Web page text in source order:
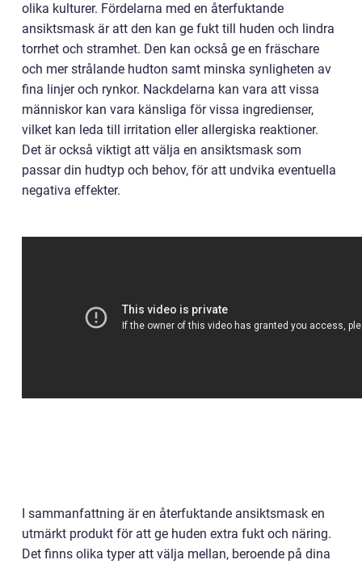
olika kulturer. Fördelarna med en återfuktande
ansiktsmask är att den kan ge fukt till huden och lindra
torrhet och stramhet. Den kan också ge en fräschare
och mer strålande hudton samt minska synligheten av
fina linjer och rynkor. Nackdelarna kan vara att vissa
människor kan vara känsliga för vissa ingredienser,
vilket kan leda till irritation eller allergiska reaktioner.
Det är också viktigt att välja en ansiktsmask som
passar din hudtyp och behov, för att undvika eventuella
negativa effekter.
I sammanfattning är en återfuktande ansiktsmask en
utmärkt produkt för att ge huden extra fukt och näring.
Det finns olika typer att välja mellan, beroende på dina